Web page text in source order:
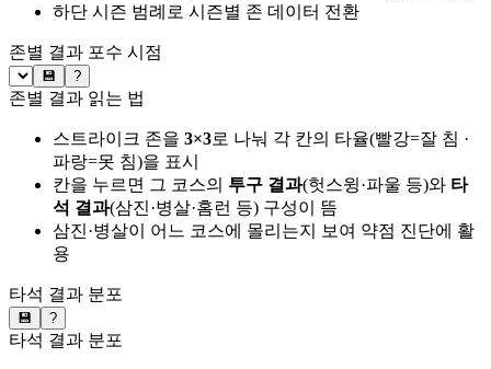
하단 시즌 범례로 시즌별 존 데이터 전환
존별 결과 포수 시점
💾 ?
존별 결과 읽는 법
스트라이크 존을 3×3로 나눠 각 칸의 타율(빨강=잘 침 ·
파랑=못 침)을 표시
칸을 누르면 그 코스의 투구 결과(헛스윙·파울 등)와 타
석 결과(삼진·병살·홈런 등) 구성이 뜸
삼진·병살이 어느 코스에 몰리는지 보여 약점 진단에 활
용
타석 결과 분포
💾 ?
타석 결과 분포